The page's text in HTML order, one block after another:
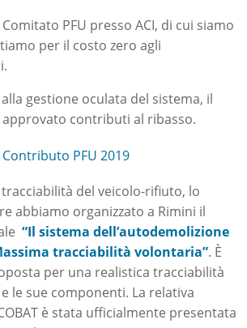
PFU presso ACI, di cui siamo
per il costo zero agli
gestione oculata del sistema, il
contributi al ribasso.
Contributo PFU 2019
del veicolo-rifiuto, lo
abbiamo organizzato a Rimini il
“Il sistema dell’autodemolizione
tracciabilità volontaria”. È
per una realistica tracciabilità
le sue componenti. La relativa
è stata ufficialmente presentata